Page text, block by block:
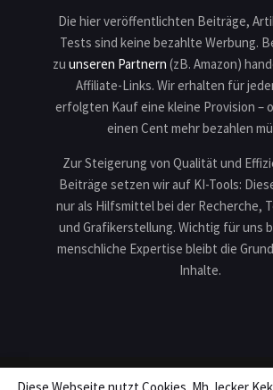
Die hier veröffentlichten Beiträge,
Tests sind keine bezahlte Werbung.
zu unseren Partnern (zB. Amazon)
Affiliate-Links. Wir erhalten für
erfolgten Kauf eine kleine Provision –
einen Cent mehr bezahlen
Zur Steigerung von Qualität und
Beiträge setzen wir auf KI-Tools:
nur als Hilfsmittel bei der Recherche,
und Grafikerstellung. Wichtig für uns
menschliche Expertise bleibt die
Inhalte.